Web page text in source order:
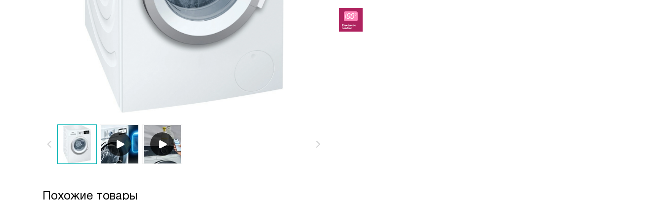
Похожие товары